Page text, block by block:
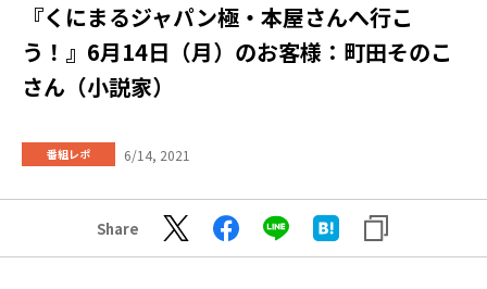
『くにまるジャパン極・本屋さんへ行こ
う！』6月14日（月）のお客様：町田そのこ
さん（小説家）
番組レポ 6/14, 2021
Share